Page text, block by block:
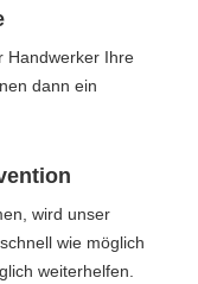
Handwerker Ihre
dann ein
wird unser
wie möglich
weiterhelfen.